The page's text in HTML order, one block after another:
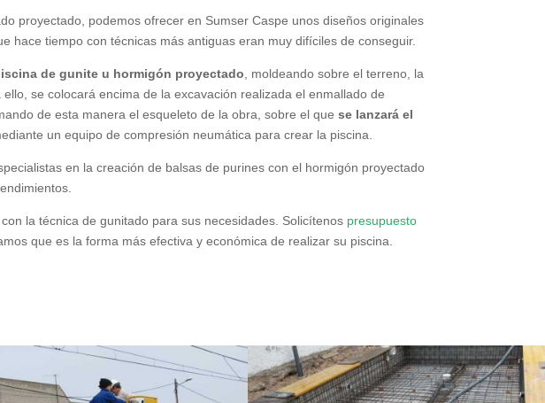
proyectado, podemos ofrecer en Sumser Caspe unos diseños originales
hace tiempo con técnicas más antiguas eran muy difíciles de conseguir.
de gunite u hormigón proyectado , moldeando sobre el terreno, la
se colocará encima de la excavación realizada el enmallado de
de esta manera el esqueleto de la obra, sobre el quese lanzará el
un equipo de compresión neumática para crear la piscina.
en la creación de balsas de purines con el hormigón proyectado
la técnica de gunitado para sus necesidades. Solicítenos presupuesto
que es la forma más efectiva y económica de realizar su piscina.